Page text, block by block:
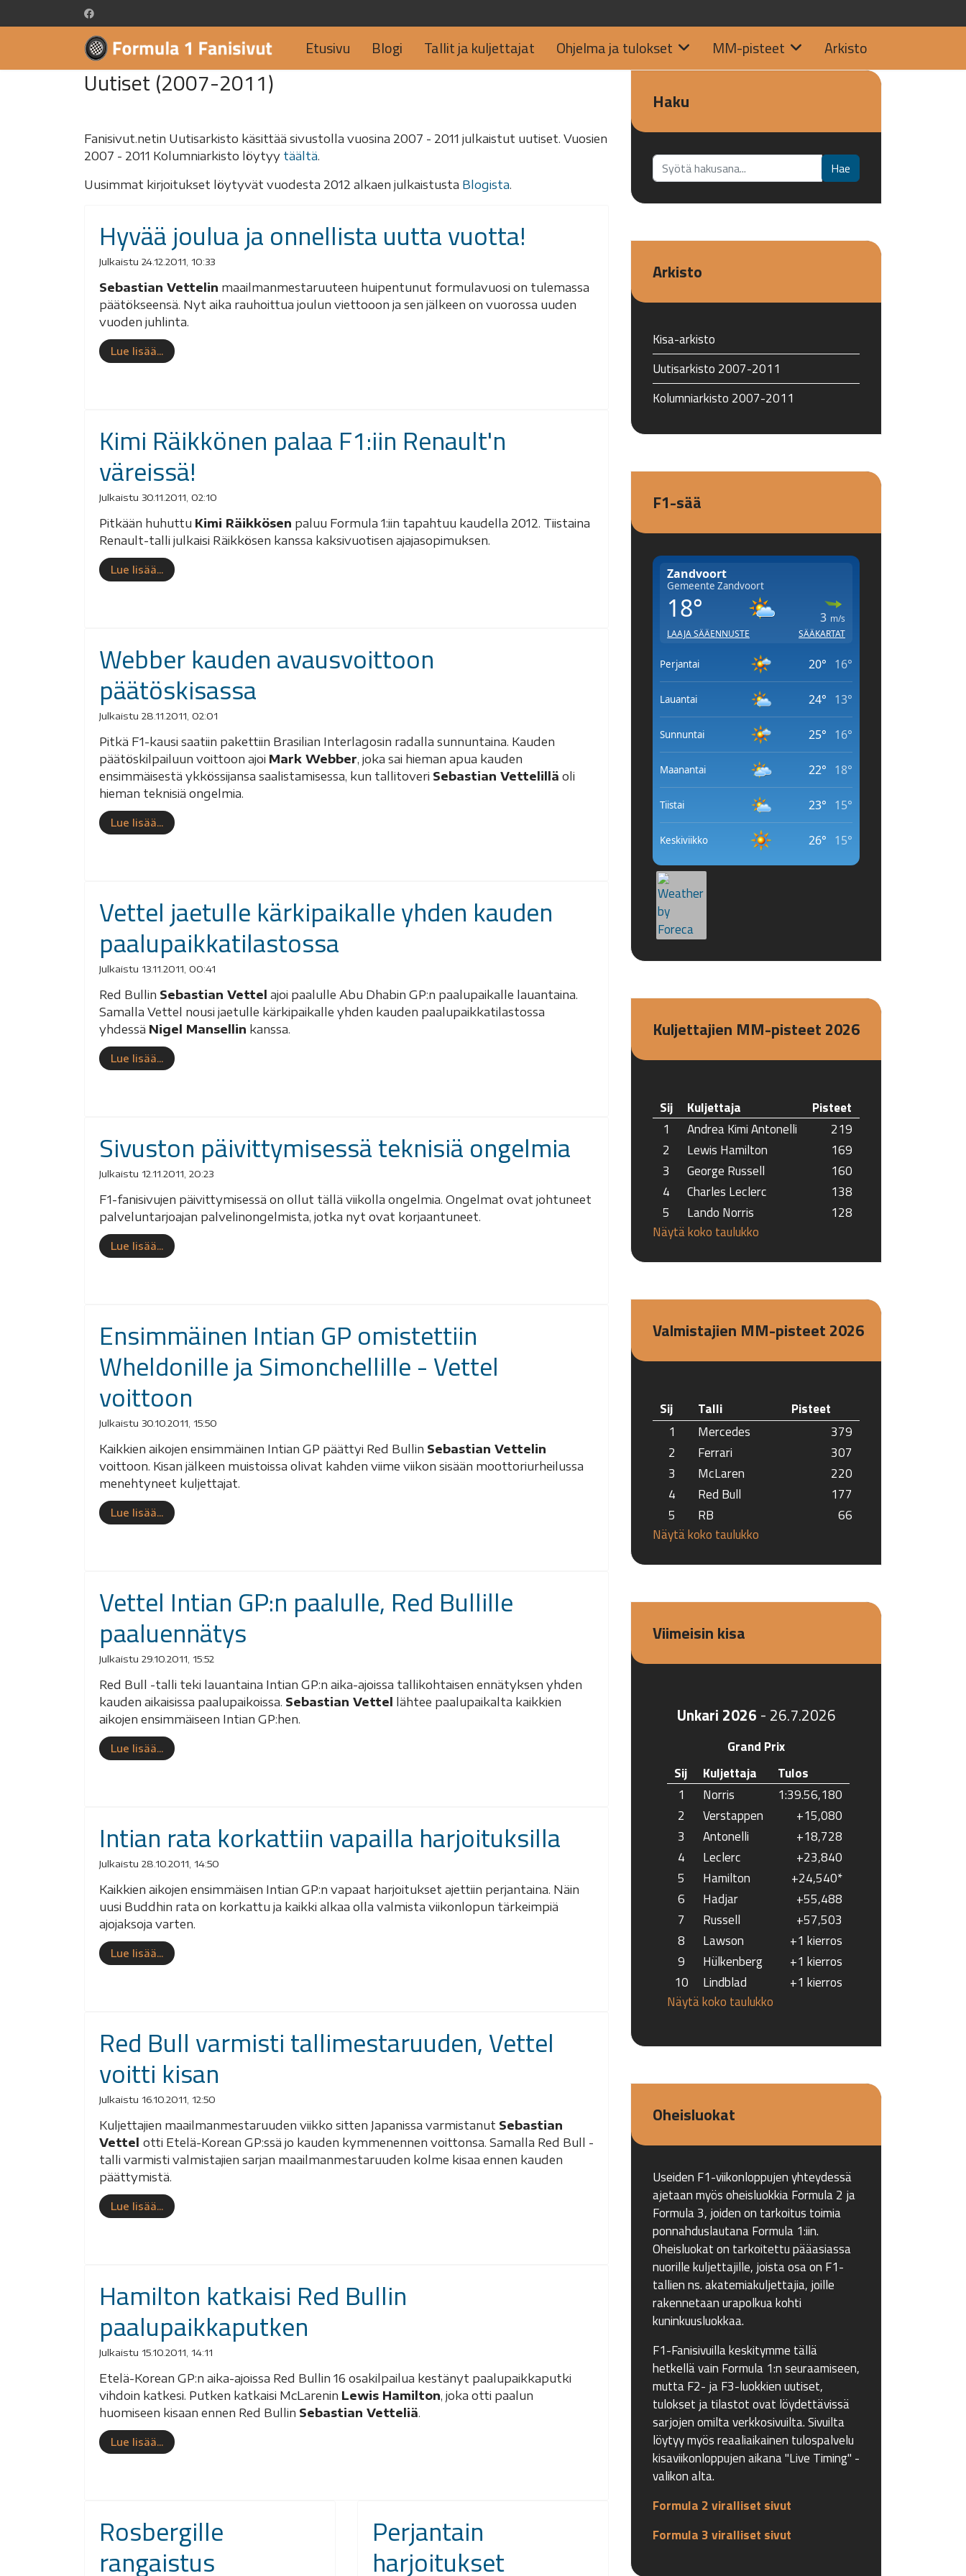
Etusivu Blogi Tallit ja kuljettajat Ohjelma ja tulokset MM-pisteet Arkisto
Uutiset (2007-2011)
Fanisivut.netin Uutisarkisto käsittää sivustolla vuosina 2007 - 2011 julkaistut uutiset. Vuosien
2007 - 2011 Kolumniarkisto löytyy täältä.
Uusimmat kirjoitukset löytyvät vuodesta 2012 alkaen julkaistusta Blogista.
Hyvää joulua ja onnellista uutta vuotta!
Julkaistu 24.12.2011, 10:33
Sebastian Vettelin maailmanmestaruuteen huipentunut formulavuosi on tulemassa
päätökseensä. Nyt aika rauhoittua joulun viettooon ja sen jälkeen on vuorossa uuden
vuoden juhlinta.
Lue lisää...
Kimi Räikkönen palaa F1:iin Renault'n
väreissä!
Julkaistu 30.11.2011, 02:10
Pitkään huhuttu Kimi Räikkösen paluu Formula 1:iin tapahtuu kaudella 2012. Tiistaina
Renault-talli julkaisi Räikkösen kanssa kaksivuotisen ajajasopimuksen.
Lue lisää...
Webber kauden avausvoittoon
päätöskisassa
Julkaistu 28.11.2011, 02:01
Pitkä F1-kausi saatiin pakettiin Brasilian Interlagosin radalla sunnuntaina. Kauden
päätöskilpailuun voittoon ajoi Mark Webber, joka sai hieman apua kauden
ensimmäisestä ykkössijansa saalistamisessa, kun tallitoveri Sebastian Vettelillä oli
hieman teknisiä ongelmia.
Lue lisää...
Vettel jaetulle kärkipaikalle yhden kauden
paalupaikkatilastossa
Julkaistu 13.11.2011, 00:41
Red Bullin Sebastian Vettel ajoi paalulle Abu Dhabin GP:n paalupaikalle lauantaina.
Samalla Vettel nousi jaetulle kärkipaikalle yhden kauden paalupaikkatilastossa
yhdessä Nigel Mansellin kanssa.
Lue lisää...
Sivuston päivittymisessä teknisiä ongelmia
Julkaistu 12.11.2011, 20:23
F1-fanisivujen päivittymisessä on ollut tällä viikolla ongelmia. Ongelmat ovat johtuneet
palveluntarjoajan palvelinongelmista, jotka nyt ovat korjaantuneet.
Lue lisää...
Ensimmäinen Intian GP omistettiin
Wheldonille ja Simonchellille - Vettel
voittoon
Julkaistu 30.10.2011, 15:50
Kaikkien aikojen ensimmäinen Intian GP päättyi Red Bullin Sebastian Vettelin
voittoon. Kisan jälkeen muistoissa olivat kahden viime viikon sisään moottoriurheilussa
menehtyneet kuljettajat.
Lue lisää...
Vettel Intian GP:n paalulle, Red Bullille
paaluennätys
Julkaistu 29.10.2011, 15:52
Red Bull -talli teki lauantaina Intian GP:n aika-ajoissa tallikohtaisen ennätyksen yhden
kauden aikaisissa paalupaikoissa. Sebastian Vettel
lähtee paalupaikalta kaikkien
aikojen ensimmäiseen Intian GP:hen.
Lue lisää...
Intian rata korkattiin vapailla harjoituksilla
Julkaistu 28.10.2011, 14:50
Kaikkien aikojen ensimmäisen Intian GP:n vapaat harjoitukset ajettiin perjantaina. Näin
uusi Buddhin rata on korkattu ja kaikki alkaa olla valmista viikonlopun tärkeimpiä
ajojaksoja varten.
Lue lisää...
Red Bull varmisti tallimestaruuden, Vettel
voitti kisan
Julkaistu 16.10.2011, 12:50
Kuljettajien maailmanmestaruuden viikko sitten Japanissa varmistanut Sebastian
Vettel otti Etelä-Korean GP:ssä jo kauden kymmenennen voittonsa. Samalla Red Bull -
talli varmisti valmistajien sarjan maailmanmestaruuden kolme kisaa ennen kauden
päättymistä.
Lue lisää...
Hamilton katkaisi Red Bullin
paalupaikkaputken
Julkaistu 15.10.2011, 14:11
Etelä-Korean GP:n aika-ajoissa Red Bullin 16 osakilpailua kestänyt paalupaikkaputki
vihdoin katkesi. Putken katkaisi McLarenin Lewis Hamilton, joka otti paalun
huomiseen kisaan ennen Red Bullin Sebastian Vetteliä.
Lue lisää...
Rosbergille
rangaistus
Perjantain
harjoitukset
Haku
Etsi... Hae
Arkisto
Kisa-arkisto
Uutisarkisto 2007-2011
Kolumniarkisto 2007-2011
F1-sää
Kuljettajien MM-pisteet 2026
Sij Kuljettaja
Pisteet
1
Andrea Kimi Antonelli
219
2
Lewis Hamilton
169
3
George Russell
160
4
Charles Leclerc
138
5
Lando Norris
128
Näytä koko taulukko
Valmistajien MM-pisteet 2026
Sij Talli
Pisteet
1
Mercedes
379
2
Ferrari
307
3
McLaren
220
4
Red Bull
177
5
RB
66
Näytä koko taulukko
Viimeisin kisa
Unkari 2026 - 26.7.2026
Grand Prix
Sij
Kuljettaja
Tulos
1
Norris
1:39.56,180
2
Verstappen
+15,080
3
Antonelli
+18,728
4
Leclerc
+23,840
5
Hamilton
+24,540*
6
Hadjar
+55,488
7
Russell
+57,503
8
Lawson
+1 kierros
9
Hülkenberg
+1 kierros
10
Lindblad
+1 kierros
Näytä koko taulukko
Oheisluokat
Useiden F1-viikonloppujen yhteydessä
ajetaan myös oheisluokkia Formula 2 ja
Formula 3, joiden on tarkoitus toimia
ponnahduslautana Formula 1:iin.
Oheisluokat on tarkoitettu pääasiassa
nuorille kuljettajille, joista osa on F1-
tallien ns. akatemiakuljettajia, joille
rakennetaan urapolkua kohti
kuninkuusluokkaa.
F1-Fanisivuilla keskitymme tällä
hetkellä vain Formula 1:n seuraamiseen,
mutta F2- ja F3-luokkien uutiset,
tulokset ja tilastot ovat löydettävissä
sarjojen omilta verkkosivuilta. Sivuilta
löytyy myös reaaliaikainen tulospalvelu
kisaviikonloppujen aikana "Live Timing" -
valikon alta.
Formula 2 viralliset sivut
Formula 3 viralliset sivut